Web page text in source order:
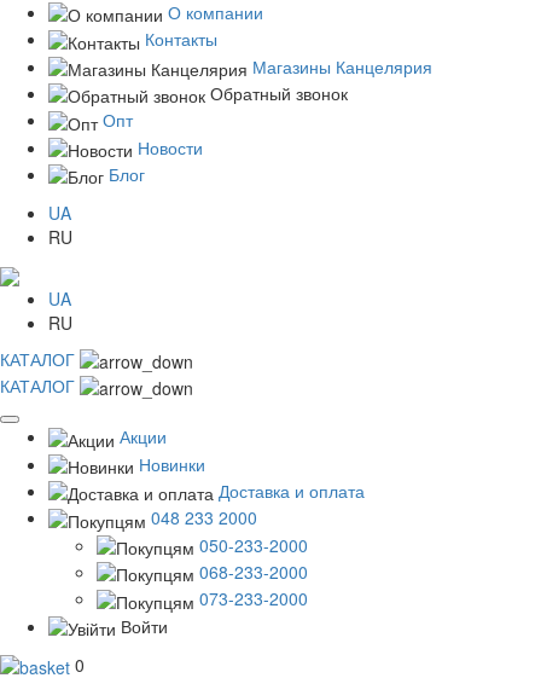
О компании
Контакты
Магазины Канцелярия
Обратный звонок
Опт
Новости
Блог
UA
RU
UA
RU
КАТАЛОГ
КАТАЛОГ
Акции
Новинки
Доставка и оплата
048 233 2000
050-233-2000
068-233-2000
073-233-2000
Войти
0